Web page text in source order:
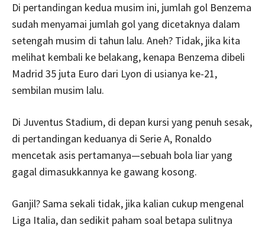
Di pertandingan kedua musim ini, jumlah gol Benzema
sudah menyamai jumlah gol yang dicetaknya dalam
setengah musim di tahun lalu. Aneh? Tidak, jika kita
melihat kembali ke belakang, kenapa Benzema dibeli
Madrid 35 juta Euro dari Lyon di usianya ke-21,
sembilan musim lalu.
Di Juventus Stadium, di depan kursi yang penuh sesak,
di pertandingan keduanya di Serie A, Ronaldo
mencetak asis pertamanya—sebuah bola liar yang
gagal dimasukkannya ke gawang kosong.
Ganjil? Sama sekali tidak, jika kalian cukup mengenal
Liga Italia, dan sedikit paham soal betapa sulitnya